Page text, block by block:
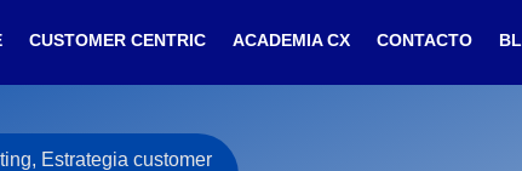
CUSTOMER CENTRIC ACADEMIA CX CONTACTO
, Estrategia customer